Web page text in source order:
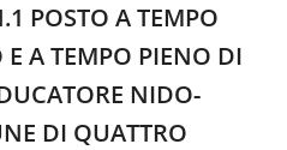
POSTO A TEMPO
A TEMPO PIENO DI
NIDO-
DI QUATTRO